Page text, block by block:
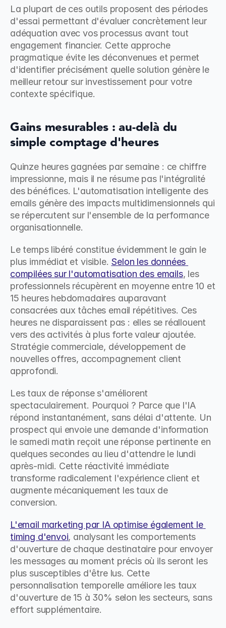
La plupart de ces outils proposent des périodes
d'essai permettant d'évaluer concrètement leur
adéquation avec vos processus avant tout
engagement financier. Cette approche
pragmatique évite les déconvenues et permet
d'identifier précisément quelle solution génère le
meilleur retour sur investissement pour votre
contexte spécifique.
Gains mesurables : au-delà du
simple comptage d'heures
Quinze heures gagnées par semaine : ce chiffre
impressionne, mais il ne résume pas l'intégralité
des bénéfices. L'automatisation intelligente des
emails génère des impacts multidimensionnels qui
se répercutent sur l'ensemble de la performance
organisationnelle.
Le temps libéré constitue évidemment le gain le
plus immédiat et visible. Selon les données
compilées sur l'automatisation des emails, les
professionnels récupèrent en moyenne entre 10 et
15 heures hebdomadaires auparavant
consacrées aux tâches email répétitives. Ces
heures ne disparaissent pas : elles se réallouent
vers des activités à plus forte valeur ajoutée.
Stratégie commerciale, développement de
nouvelles offres, accompagnement client
approfondi.
Les taux de réponse s'améliorent
spectaculairement. Pourquoi ? Parce que l'IA
répond instantanément, sans délai d'attente. Un
prospect qui envoie une demande d'information
le samedi matin reçoit une réponse pertinente en
quelques secondes au lieu d'attendre le lundi
après-midi. Cette réactivité immédiate
transforme radicalement l'expérience client et
augmente mécaniquement les taux de
conversion.
L'email marketing par IA optimise également le
timing d'envoi, analysant les comportements
d'ouverture de chaque destinataire pour envoyer
les messages au moment précis où ils seront les
plus susceptibles d'être lus. Cette
personnalisation temporelle améliore les taux
d'ouverture de 15 à 30% selon les secteurs, sans
effort supplémentaire.